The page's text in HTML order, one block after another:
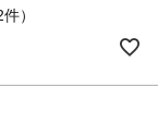
件）